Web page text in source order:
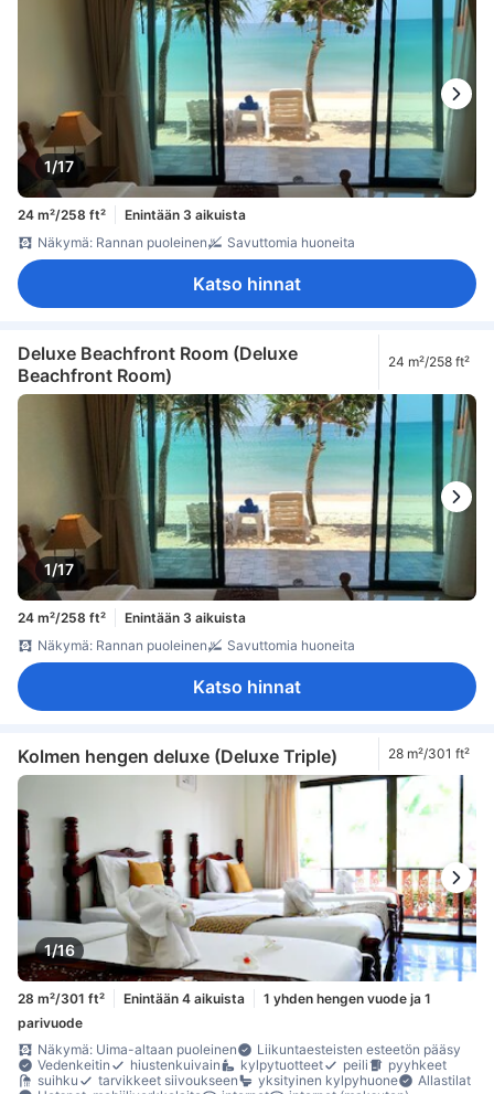
1/17
24 m²/258 ft²
Enintään 3 aikuista
Näkymä: Rannan puoleinen
Savuttomia huoneita
Katso hinnat
Deluxe Beachfront Room (Deluxe
Beachfront Room)
24 m²/258 ft²
1/17
24 m²/258 ft²
Enintään 3 aikuista
Näkymä: Rannan puoleinen
Savuttomia huoneita
Katso hinnat
Kolmen hengen deluxe (Deluxe Triple) 28 m²/301 ft²
1/16
28 m²/301 ft² Enintään 4 aikuista
1 yhden hengen vuode ja 1
parivuode
Näkymä: Uima-altaan puoleinen
Liikuntaesteisten esteetön pääsy
Vedenkeitin
hiustenkuivain kylpytuotteet peili
pyyhkeet
suihku
tarvikkeet siivoukseen yksityinen kylpyhuone
Allastilat